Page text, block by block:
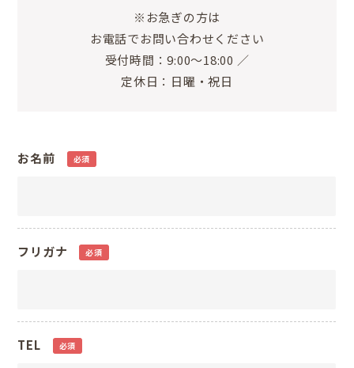
※お急ぎの方は
お電話でお問い合わせください
受付時間：9:00～18:00 ／
定休日：日曜・祝日
お名前 必須
フリガナ 必須
TEL 必須